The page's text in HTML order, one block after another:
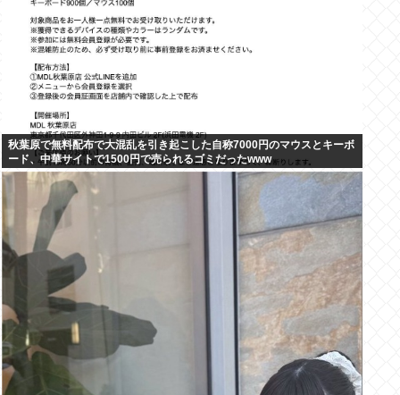
秋葉原で無料配布で大混乱を引き起こした自称7000円のマウスとキーボ
ード、中華サイトで1500円で売られるゴミだったwww